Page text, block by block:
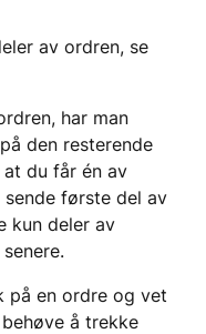
av ordren, se
har man
den resterende
du får én av
sende første del av
kun deler av
senere.
på en ordre og vet
å trekke